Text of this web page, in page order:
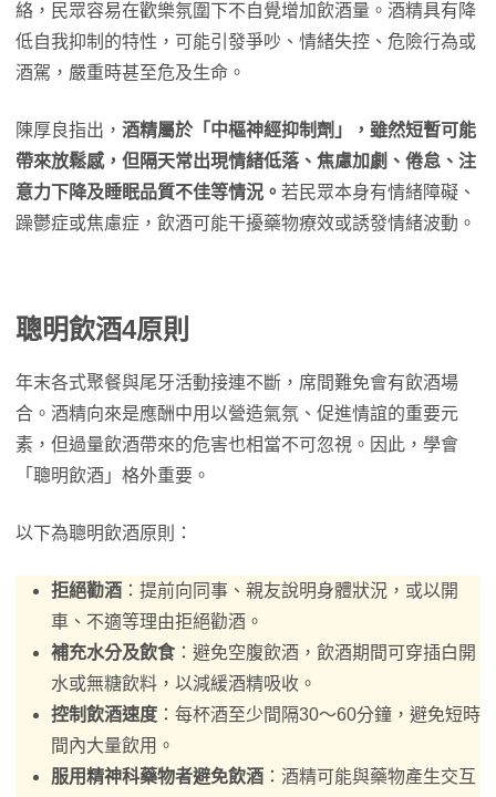
絡，民眾容易在歡樂氛圍下不自覺增加飲酒量。酒精具有降
低自我抑制的特性，可能引發爭吵、情緒失控、危險行為或
酒駕，嚴重時甚至危及生命。
陳厚良指出， 酒精屬於「中樞神經抑制劑」，雖然短暫可能
帶來放鬆感，但隔天常出現情緒低落、焦慮加劇、倦怠、注
意力下降及睡眠品質不佳等情況。 若民眾本身有情緒障礙、
躁鬱症或焦慮症，飲酒可能干擾藥物療效或誘發情緒波動。
聰明飲酒4原則
年末各式聚餐與尾牙活動接連不斷，席間難免會有飲酒場
合。酒精向來是應酬中用以營造氣氛、促進情誼的重要元
素，但過量飲酒帶來的危害也相當不可忽視。因此，學會
「聰明飲酒」格外重要。
以下為聰明飲酒原則：
拒絕勸酒 ：提前向同事、親友說明身體狀況，或以開
車、不適等理由拒絕勸酒。
補充水分及飲食：避免空腹飲酒，飲酒期間可穿插白開
水或無糖飲料，以減緩酒精吸收。
控制飲酒速度 ：每杯酒至少間隔30～60分鐘，避免短時
間內大量飲用。
服用精神科藥物者避免飲酒 ：酒精可能與藥物產生交互